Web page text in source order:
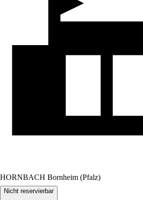
HORNBACH Bornheim (Pfalz)
Nicht reservierbar